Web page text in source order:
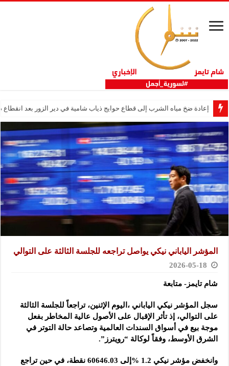
إعادة ضخ مياه الشرب إلى قطاع حوايج ذياب شامية في دير الزور بعد انقطاع دام 12
المؤشر الياباني نيكي يواصل تراجعه للجلسة الثالثة على التوالي
2026-05-18
شام تايمز- متابعة
سجل المؤشر نيكي الياباني ،اليوم الإثنين، تراجعاً للجلسة الثالثة
على التوالي، إذ تأثر الإقبال على الأصول عالية المخاطر بفعل
موجة بيع في أسواق السندات العالمية وتصاعد حالة التوتر في
الشرق الأوسط، وفقاً لوكالة “رويترز”.
وانخفض مؤشر نيكي 1.2 %إلى 60646.03 نقطة، في حين تراجع